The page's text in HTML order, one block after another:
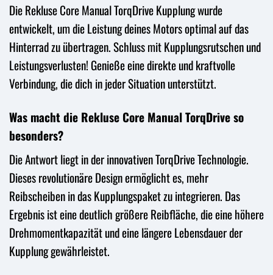
Die Rekluse Core Manual TorqDrive Kupplung wurde
entwickelt, um die Leistung deines Motors optimal auf das
Hinterrad zu übertragen. Schluss mit Kupplungsrutschen und
Leistungsverlusten! Genieße eine direkte und kraftvolle
Verbindung, die dich in jeder Situation unterstützt.
Was macht die Rekluse Core Manual TorqDrive so
besonders?
Die Antwort liegt in der innovativen TorqDrive Technologie.
Dieses revolutionäre Design ermöglicht es, mehr
Reibscheiben in das Kupplungspaket zu integrieren. Das
Ergebnis ist eine deutlich größere Reibfläche, die eine höhere
Drehmomentkapazität und eine längere Lebensdauer der
Kupplung gewährleistet.